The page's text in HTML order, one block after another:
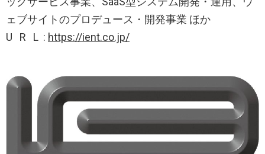
ェブサイトのプロデュース・開発事業 ほか
U R L : https://ient.co.jp/